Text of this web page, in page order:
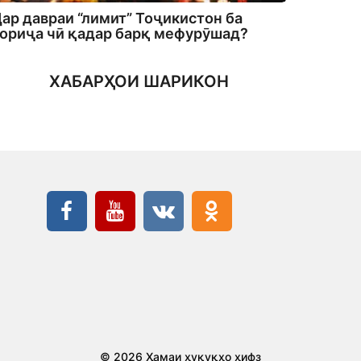
давраи “лимит” Тоҷикистон ба
чӣ қадар барқ мефурӯшад?
ХАБАРҲОИ ШАРИКОН
© 2026 Ҳамаи ҳуқуқҳо ҳифз